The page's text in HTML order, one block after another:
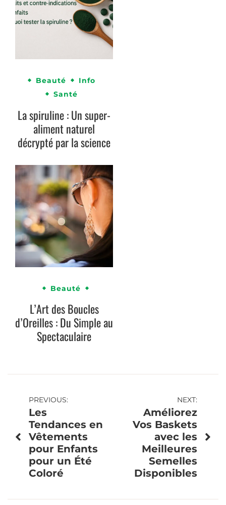
Beauté
Info
Santé
La spiruline : Un super-
aliment naturel
décrypté par la science
Beauté
L’Art des Boucles
d’Oreilles : Du Simple au
Spectaculaire
Navigation
l’article
PREVIOUS:
Les
Tendances en
Vêtements
pour Enfants
pour un Été
Coloré
NEXT:
Améliorez
Vos Baskets
avec les
Meilleures
Semelles
Disponibles